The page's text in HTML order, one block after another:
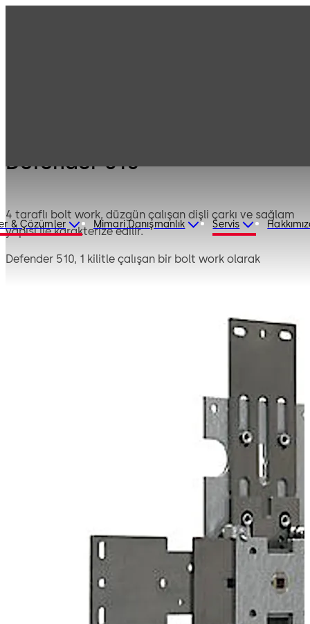
& Çözümler Mimari Danışmanlık Servis
Defender 510
4 taraflı bolt work, düzgün çalışan dişli çarkı ve sağlam
yapısı ile karakterize edilir.
Defender 510, 1 kilitle çalışan bir bolt work olarak